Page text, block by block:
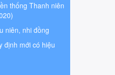
thống Thanh niên
niên, nhi đồng
định mới có hiệu